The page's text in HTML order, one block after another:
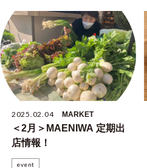
2025.02.04 MARKET
＜2月＞MAENIWA 定期出
店情報！
event